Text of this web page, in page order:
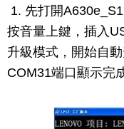
1. 先打開
按音量上鍵，插入
升級模式，開始自動
COM31端口顯示完